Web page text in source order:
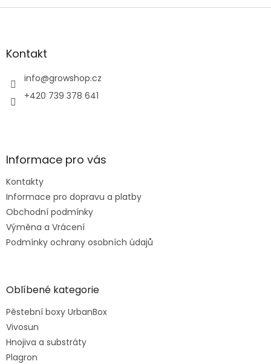
Z
aKontakt
info@growshop.cz
+420 739 378 641
Informace pro vás
Kontakty
Informace pro dopravu a platby
Obchodní podmínky
Výměna a Vrácení
Podmínky ochrany osobních údajů
Oblíbené kategorie
Pěstební boxy UrbanBox
Vivosun
Hnojiva a substráty
Plagron